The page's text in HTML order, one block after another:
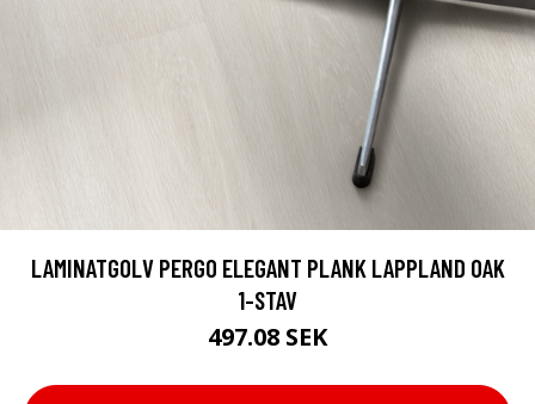
LAMINATGOLV PERGO ELEGANT PLANK LAPPLAND OAK
1-STAV
497.08 SEK